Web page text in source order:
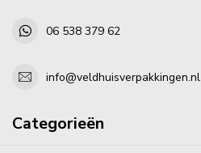
06 538 379 62
info@veldhuisverpakkingen.nl
Categorieën